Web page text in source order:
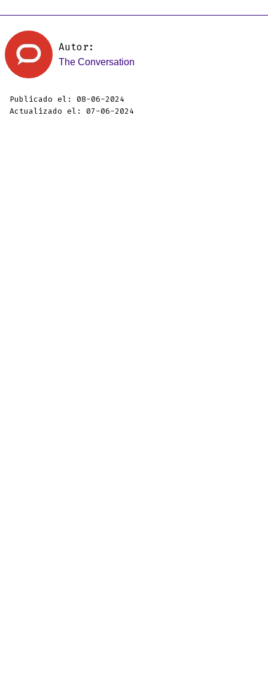
Autor:
The Conversation
Publicado el: 08-06-2024
Actualizado el: 07-06-2024